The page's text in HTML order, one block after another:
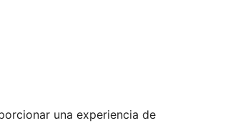
una experiencia de